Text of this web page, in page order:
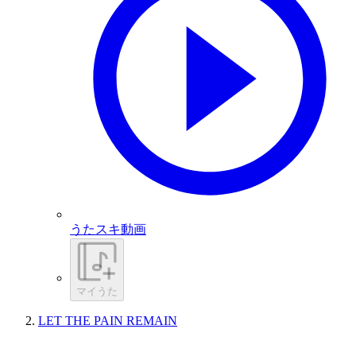
うたスキ動画
マイうた
LET THE PAIN REMAIN